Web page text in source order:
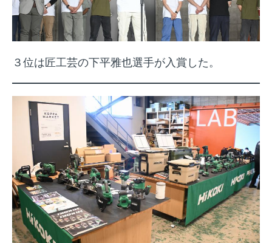
３位は匠工芸の下平雅也選手が入賞した。